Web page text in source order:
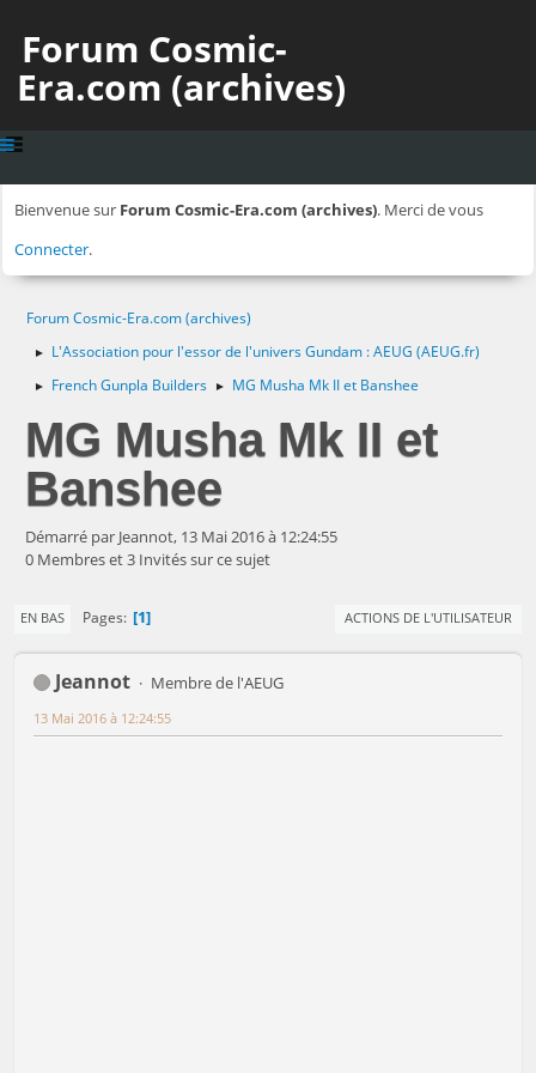
Forum Cosmic-
Era.com (archives)
Bienvenue sur Forum Cosmic-Era.com (archives). Merci de vous
Connecter.
Forum Cosmic-Era.com (archives)
► L'Association pour l'essor de l'univers Gundam : AEUG (AEUG.fr)
► French Gunpla Builders ► MG Musha Mk II et Banshee
MG Musha Mk II et
Banshee
Démarré par Jeannot, 13 Mai 2016 à 12:24:55
0 Membres et 3 Invités sur ce sujet
EN BAS Pages 1 ACTIONS DE L'UTILISATEUR
Jeannot Membre de l'AEUG
13 Mai 2016 à 12:24:55